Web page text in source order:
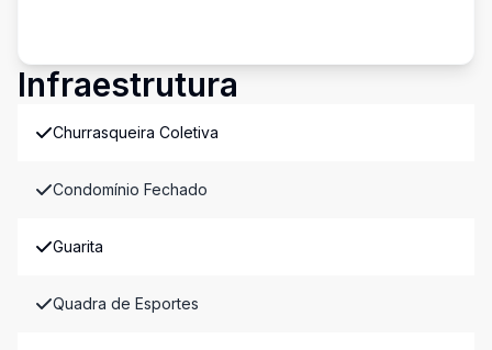
Infraestrutura
Churrasqueira Coletiva
Condomínio Fechado
Guarita
Quadra de Esportes